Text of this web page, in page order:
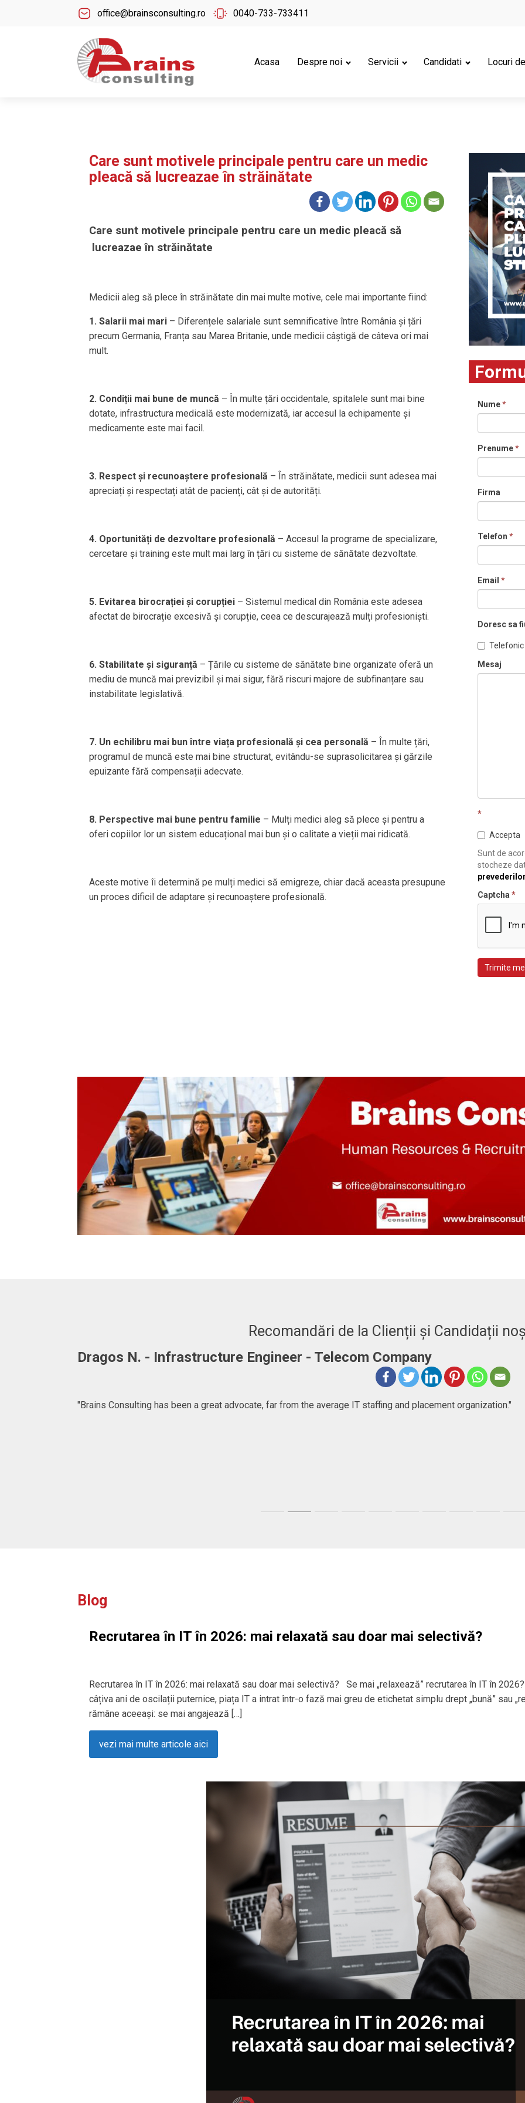
office@brainsconsulting.ro 0040-733-733411
Acasa Despre noi Servicii Candidati Locuri
Care sunt motivele principale pentru care un medic
pleacă să lucreazae în străinătate
Care sunt motivele principale pentru care un medic pleacă să
lucreazae în străinătate
Medicii aleg să plece în străinătate din mai multe motive, cele mai importante fiind:
1. Salarii mai mari – Diferențele salariale sunt semnificative între România și țări
precum Germania, Franța sau Marea Britanie, unde medicii câștigă de câteva ori mai
mult.
2. Condiții mai bune de muncă – În multe țări occidentale, spitalele sunt mai bine
dotate, infrastructura medicală este modernizată, iar accesul la echipamente și
medicamente este mai facil.
3. Respect și recunoaștere profesională – În străinătate, medicii sunt adesea mai
apreciați și respectați atât de pacienți, cât și de autorități.
4. Oportunități de dezvoltare profesională – Accesul la programe de specializare,
cercetare și training este mult mai larg în țări cu sisteme de sănătate dezvoltate.
5. Evitarea birocrației și corupției – Sistemul medical din România este adesea
afectat de birocrație excesivă și corupție, ceea ce descurajează mulți profesioniști.
6. Stabilitate și siguranță – Țările cu sisteme de sănătate bine organizate oferă un
mediu de muncă mai previzibil și mai sigur, fără riscuri majore de subfinanțare sau
instabilitate legislativă.
7. Un echilibru mai bun între viața profesională și cea personală – În multe țări,
programul de muncă este mai bine structurat, evitându-se suprasolicitarea și gărzile
epuizante fără compensații adecvate.
8. Perspective mai bune pentru familie – Mulți medici aleg să plece și pentru a
oferi copiilor lor un sistem educațional mai bun și o calitate a vieții mai ridicată.
Aceste motive îi determină pe mulți medici să emigreze, chiar dacă aceasta presupune
un proces dificil de adaptare și recunoaștere profesională.
Nume*
Prenume*
Firma
Telefon *
Email *
Doresc sa
Telefonic
Mesaj
*
Accepta
Sunt de
stocheze
Captcha *
Trimite
Recomandări de la Clienții și Candidații
Adrian. C - Fullstack Developer
"BRAINS CONSULTING is definitely a consultancy company that goes beyond just consulting, they help
Blog
Recrutarea în IT în 2026: mai relaxată sau doar mai selectivă?
Recrutarea în IT în 2026: mai relaxată sau doar mai selectivă? Se mai „relaxează” recrutarea în IT în
câțiva ani de oscilații puternice, piața IT a intrat într-o fază mai greu de etichetat simplu drept „bună” sau
rămâne aceeași: se mai angajează […]
vezi mai multe articole aici